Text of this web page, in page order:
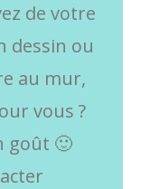
de votre
dessin ou
au mur,
vous ?
goût 🙂